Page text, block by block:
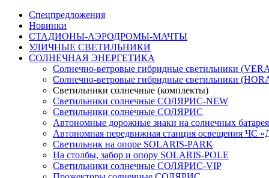
Спецпредложения
Новинки
СТАДИОНЫ-АЭРОДРОМЫ-МАЧТЫ
УЛИЧНЫЕ СВЕТИЛЬНИКИ
СОЛНЕЧНАЯ ЭНЕРГЕТИКА
Солнечно-ветровые гибридные светильники
Солнечно-ветровые гибридные светильники
Светильники солнечные (комплекты)
Светильники солнечные СОЛЯРИС-NEW
Светильники солнечные СОЛЯРИС
Автономные дорожные знаки на солнечных
Автономная передвижная станция освещения ЧС
Светильник на опоре SOLARIS-PARK
На столбы, забор и опору SOLARIS-POLE
Светильники солнечные СОЛЯРИС-VIP